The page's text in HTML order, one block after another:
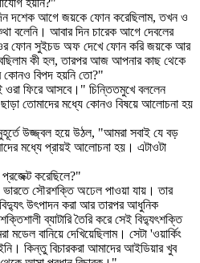
দশেক আগে জয়কে ফোন করেছিলাম, তখন ও
বলেনি। আবার দিন চারেক আগে দেবলের
ওর ফোন সুইচড অফ দেখে ফোন করি জয়কে আর
কী হল, তারপর আজ আপনার কাছ থেকে
কোনও বিপদ হয়নি তো?"
ফিরে আসবে।" চিন্তিতমুখে বললেন
তোমাদের মধ্যে কোনও বিষয়ে আলোচনা হয়
উজ্জ্বল হয়ে উঠল, "আমরা সবাই যে বড়
মধ্যে প্রায়ই আলোচনা হয়। এটাওটা
করেছিলে?"
ভারতে সৌরশক্তি অঢেল পাওয়া যায়। তার
উৎপাদন করা আর তারপর আধুনিক
ব্যাটারি তৈরি করে সেই বিদ্যুৎশক্তি
মডেল বানিয়ে দেখিয়েছিলাম। সেটা 'ওয়ার্কিং
কিন্তু বিচারকরা আমাদের আইডিয়ার খুব